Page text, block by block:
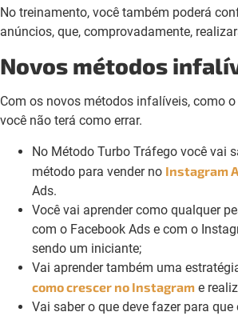
No treinamento, você também poderá
anúncios, que, comprovadamente,
Novos métodos
Com os novos métodos infalíveis, como
você não terá como errar.
No Método Turbo Tráfego você vai
método para vender no Instagram
Ads.
Você vai aprender como qualquer
com o Facebook Ads e com o
sendo um iniciante;
Vai aprender também uma
como crescer no Instagram e
Vai saber o que deve fazer para